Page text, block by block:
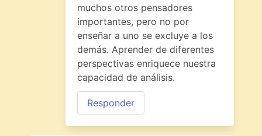
muchos otros pensadores
importantes, pero no por
enseñar a uno se excluye a los
demás. Aprender de diferentes
perspectivas enriquece nuestra
capacidad de análisis.
Responder